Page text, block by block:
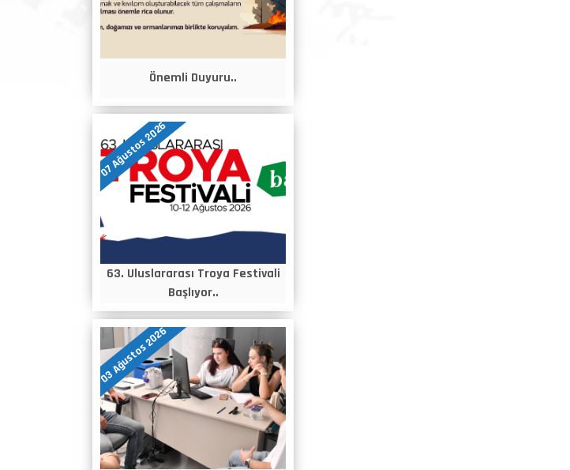
Önemli Duyuru..
07 Ağustos 2026
63. Uluslararası Troya Festivali
Başlıyor..
03 Ağustos 2026